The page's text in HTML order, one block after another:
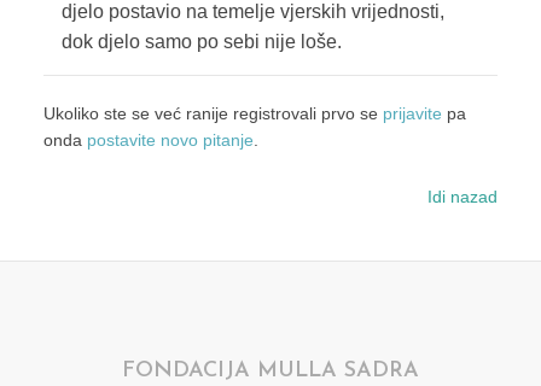
djelo postavio na temelje vjerskih vrijednosti,
dok djelo samo po sebi nije loše.
Ukoliko ste se već ranije registrovali prvo se prijavite pa
onda postavite novo pitanje.
Idi nazad
FONDACIJA MULLA SADRA